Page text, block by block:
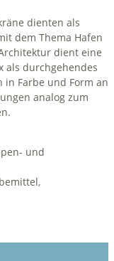
dienten als
dem Thema Hafen
dient eine
als durchgehendes
Farbe und Form an
analog zum
und